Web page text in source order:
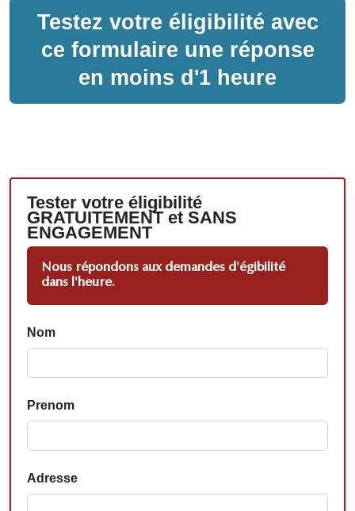
Testez votre éligibilité avec
ce formulaire une réponse
en moins d'1 heure
Tester votre éligibilité
GRATUITEMENT et SANS
ENGAGEMENT
Nous répondons aux demandes d'égibilité
dans l'heure.
Nom
Prenom
Adresse